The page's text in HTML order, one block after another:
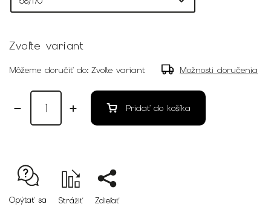
Zvoľte variant
Môžeme doručiť do: Zvoľte variant Možnosti doručenia
Pridať do košíka
Opýtať sa Strážiť Zdieľať